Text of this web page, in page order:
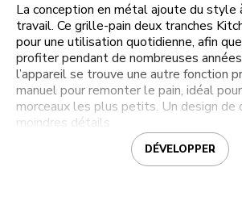
La conception en métal ajoute du style
travail. Ce grille-pain deux tranches
pour une utilisation quotidienne, afin
profiter pendant de nombreuses
l’appareil se trouve une autre fonction
manuel pour remonter le pain, idéal
morceaux les plus petits. Un design de
moindres détails.
DÉVELOPPER